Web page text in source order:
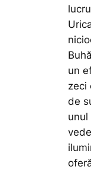
un
zeci
de
unul